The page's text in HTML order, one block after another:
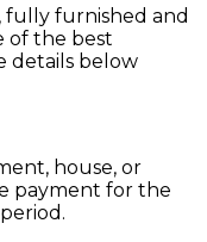
furnished and
of the best
details below
house, or
payment for the